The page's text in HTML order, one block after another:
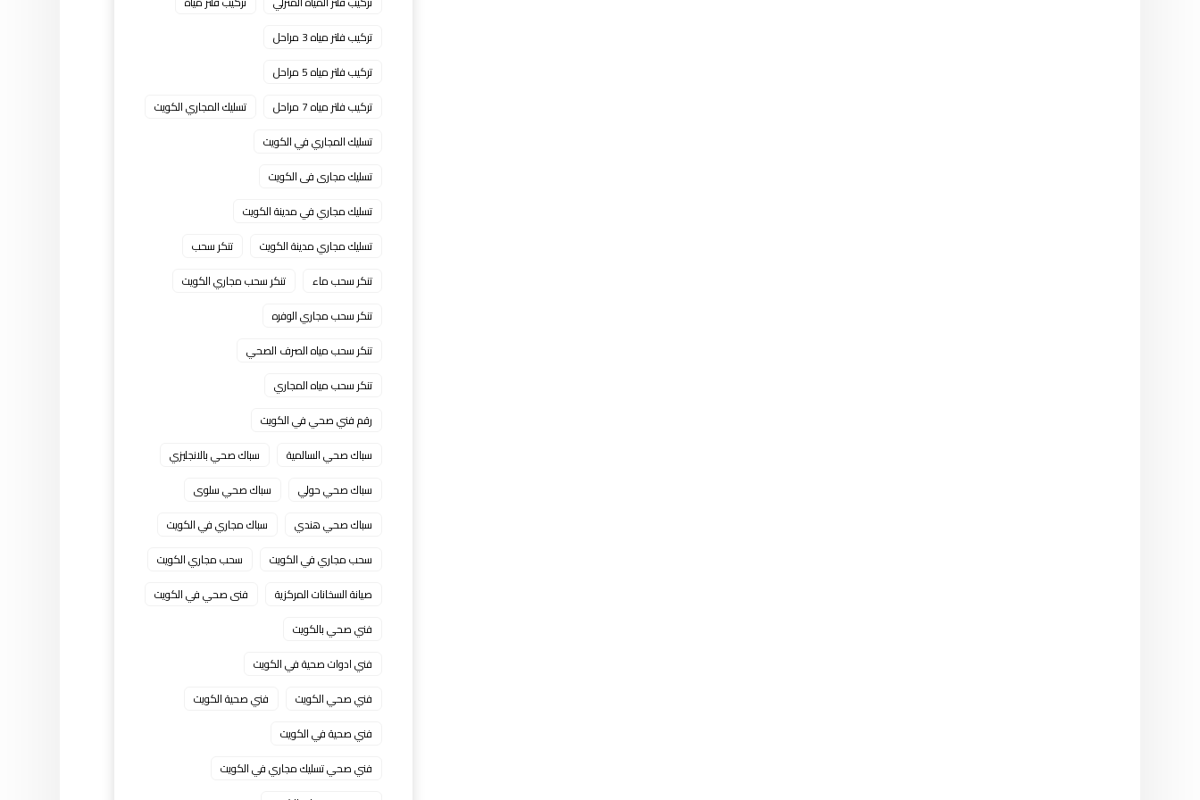
تركيب فلتر مياه 3 مراحل
تركيب فلتر مياه 5 مراحل
تركيب فلتر مياه 7 مراحل
تسليك المجاري الكويت
تسليك المجاري في الكويت
تسليك مجارى فى الكويت
تسليك مجاري في مدينة الكويت
تسليك مجاري مدينة الكويت
تنكر سحب
تنكر سحب ماء
تنكر سحب مجاري الكويت
تنكر سحب مجاري الوفره
تنكر سحب مياه الصرف الصحي
تنكر سحب مياه المجاري
رقم فني صحي في الكويت
سباك صحي السالمية
سباك صحي بالانجليزي
سباك صحي حولي
سباك صحي سلوى
سباك صحي هندي
سباك مجاري في الكويت
سحب مجاري في الكويت
سحب مجاري الكويت
صيانة السخانات المركزية
فنى صحي في الكويت
فني صحي بالكويت
فني ادوات صحية في الكويت
فني صحي الكويت
فني صحية الكويت
فني صحية في الكويت
فني صحي تسليك مجاري في الكويت